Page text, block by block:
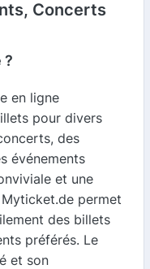
Concerts
?
en ligne
pour divers
des
événements
et une
permet
des billets
préférés. Le
et son